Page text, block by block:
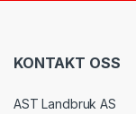
KONTAKT OSS
AST Landbruk AS